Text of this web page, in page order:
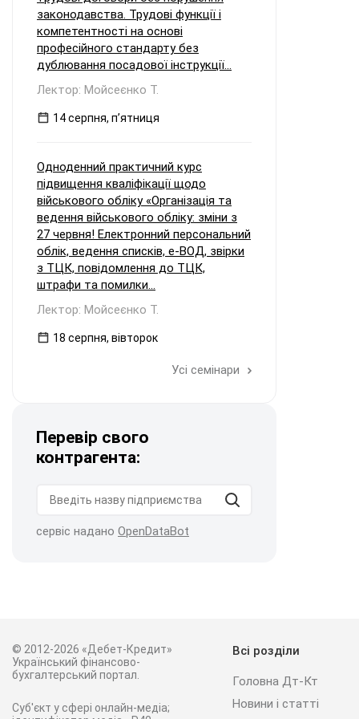
законодавства. Трудові функції і
компетентності на основі
професійного стандарту без
дублювання посадової інструкції...
Лектор: Мойсеєнко Т.
14 серпня, пʼятниця
Одноденний практичний курс
підвищення кваліфікації щодо
військового обліку «Організація та
ведення військового обліку: зміни з
27 червня! Електронний персональний
облік, ведення списків, е-ВОД, звірки
з ТЦК, повідомлення до ТЦК,
штрафи та помилки...
Лектор: Мойсеєнко Т.
18 серпня, вівторок
Усі семінари
Перевір свого
контрагента:
сервіс надано OpenDataBot
© 2012-2026 «Дебет-Кредит»
Український фінансово-
бухгалтерський портал.
Суб'єкт у сфері онлайн-медіа;
Всі розділи
Головна Дт-Кт
Новини і статті